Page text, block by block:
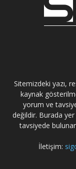
Sitemizdeki yazı,
kaynak
yorum ve
değildir. Burada
tavsiyede
İletişim: